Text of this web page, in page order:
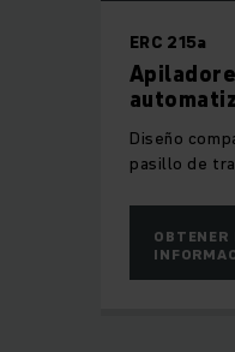
ERC 215a
Diseño
pasillo de
OBTENER